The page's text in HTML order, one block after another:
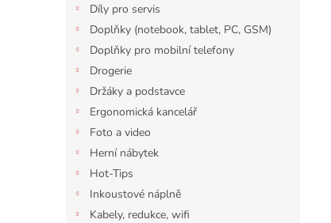
Díly pro servis
Doplňky (notebook, tablet, PC, GSM)
Doplňky pro mobilní telefony
Drogerie
Držáky a podstavce
Ergonomická kancelář
Foto a video
Herní nábytek
Hot-Tips
Inkoustové náplně
Kabely, redukce, wifi